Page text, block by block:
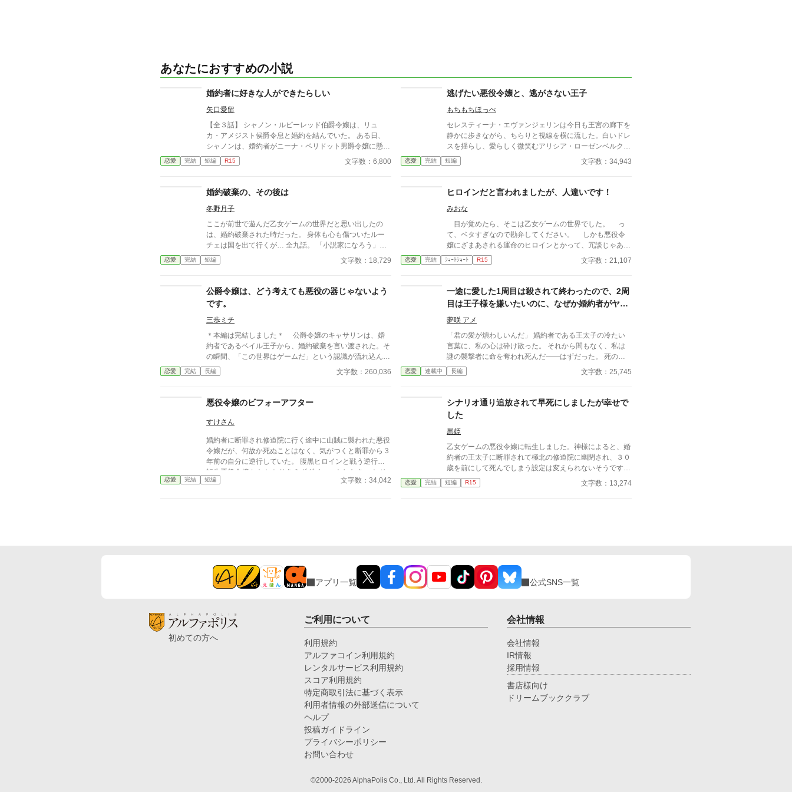
あなたにおすすめの小説
婚約者に好きな人ができたらしい
矢口愛留
【全３話】 シャノン・ルビーレッド伯爵令嬢は、リュ
カ・アメジスト侯爵令息と婚約を結んでいた。 ある日、
シャノンは、婚約者がニーナ・ペリドット男爵令嬢に懸想
しているという噂を耳にする。 シャノンは断罪を回避す
るため、リュカとの婚約を円満に解消しようとするが―
作品です。 ※ 小説家になろうにも掲載しています。
恋愛 完結 短編 R15 文字数：6,800
逃げたい悪役令嬢と、逃がさない王子
もちもちほっぺ
セレスティーナ・エヴァンジェリンは今日も王宮の廊下を
静かに歩きながら、ちらりと視線を横に流した。白いドレ
スを揺らし、愛らしく微笑むアリシア・ローゼンベルクの
姿を目にするたび、彼女の胸はわずかに弾む。 （その調
子よ、アリシア。もっと頑張って！ あなたがしっかり王
期待に満ちた瞳で、影からこっそり彼女の奮闘を見守る。
今日こそレオナルトがアリシアの魅力に落ちるかもしれな
い——いや、落ちてほしい。
恋愛 完結 短編 文字数：34,943
婚約破棄の、その後は
冬野月子
ここが前世で遊んだ乙女ゲームの世界だと思い出したの
は、婚約破棄された時だった。 身体も心も傷ついたルー
チェは国を出て行くが… 全九話。 「小説家になろう」に
も掲載しています。
恋愛 完結 短編 文字数：18,729
ヒロインだと言われましたが、人違いです！
みおな
目が覚めたら、そこは乙女ゲームの世界でした。 っ
て、ベタすぎなので勘弁してください。 しかも悪役令
嬢にざまあされる運命のヒロインとかって、冗談じゃあり
ません。 私はヒロインでも悪役令嬢でもありません。
ですから、関わらないで下さい。
恋愛 完結 ｼｮｰﾄｼｮｰﾄ R15 文字数：21,107
公爵令嬢は、どう考えても悪役の器じゃないよう
です。
三歩ミチ
＊本編は完結しました＊ 公爵令嬢のキャサリンは、婚
約者であるベイル王子から、婚約破棄を言い渡された。そ
の瞬間、「この世界はゲームだ」という認識が流れ込んで
くる。そして私は「悪役」らしい。ところがどう考えても
悪役らしいことはしていないし、そんなことができる器じ
リーも終わっちゃったようだから、あとはまわりのみんな
を幸せにしたい！……そこへ攻略対象達や、不遇なヒロイ
ンも絡んでくる始末。博愛主義の「悪役令嬢」が奮闘しま
プを兼ねて、こちらでも投稿しています。 ※以前打ち切
ったものを、初めから改稿し、完結させました。73以降、
展開が大きく変わっています。
恋愛 完結 長編 文字数：260,036
一途に愛した1周目は殺されて終わったので、2周
目は王子様を嫌いたいのに、なぜか婚約者がヤン
デレ化して離してくれません！
夢咲 アメ
「君の愛が煩わしいんだ」 婚約者である王太子の冷たい
言葉に、私の心は砕け散った。 それから間もなく、私は
謎の襲撃者に命を奪われ死んだ――はずだった。 死の間
際に見えたのは、絶望に顔を歪ませ、私の名を叫びながら
駆け寄る彼の姿。 ​……けれど、次に目を覚ました時、私
を辞めよう」 そう決意して距離を置く私。しかし、1周目
であれほど冷酷だった彼は、なぜか焦ったように私を追い
かけ、甘い言葉で縛り付けようとしてきて……？ ​「どこ
へ行くつもり？ 君が愛してくれるまで、僕は君を離さな
静かに暮らしたい令嬢。 死から始まる、執着愛の二周目
が幕を開ける！
恋愛 連載中 長編 文字数：25,745
悪役令嬢のビフォーアフター
すけさん
婚約者に断罪され修道院に行く途中に山賊に襲われた悪役
令嬢だが、何故か死ぬことはなく、気がつくと断罪から３
年前の自分に逆行していた。 腹黒ヒロインと戦う逆行の
転生悪役令嬢カナ！ とりあえずダイエットしなきゃ！ そ
んな中、 あれ？婚約者も何か昔と態度が違う気がするん
恋愛 完結 短編 文字数：34,042
シナリオ通り追放されて早死にしましたが幸せで
した
黒姫
乙女ゲームの悪役令嬢に転生しました。神様によると、婚
約者の王太子に断罪されて極北の修道院に幽閉され、３０
歳を前にして死んでしまう設定は変えられないそうです。
さて、それでも幸せになるにはどうしたら良いでしょう
か？（２/１６ 完結。カテゴリーを恋愛に変更しまし
恋愛 完結 短編 R15 文字数：13,274
アプリ一覧 公式SNS一覧
初めての方へ
ご利用について
利用規約
アルファコイン利用規約
レンタルサービス利用規約
スコア利用規約
特定商取引法に基づく表示
利用者情報の外部送信について
ヘルプ
投稿ガイドライン
プライバシーポリシー
お問い合わせ
会社情報
会社情報
IR情報
採用情報
書店様向け
ドリームブッククラブ
©2000-2026 AlphaPolis Co., Ltd. All Rights Reserved.